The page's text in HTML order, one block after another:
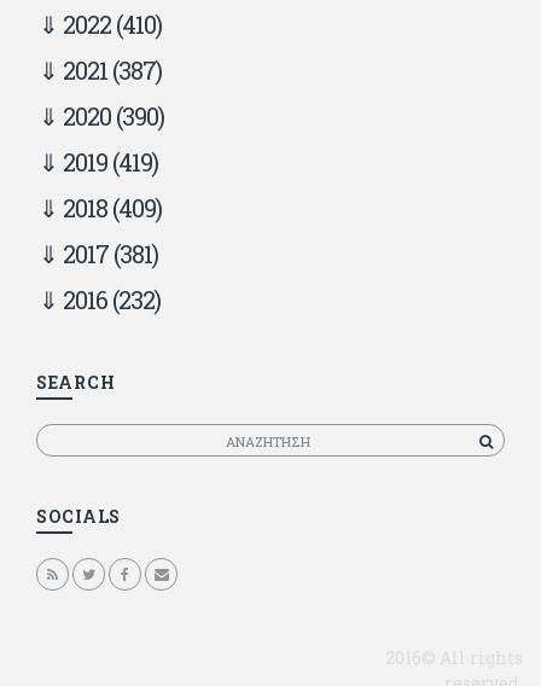
2022(410)
2021(387)
2020(390)
2019(419)
2018(409)
2017(381)
2016(232)
SEARCH
Αναζητηση
SOCIALS